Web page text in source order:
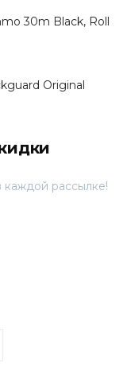
30m Black, Roll
Original
рассылке!